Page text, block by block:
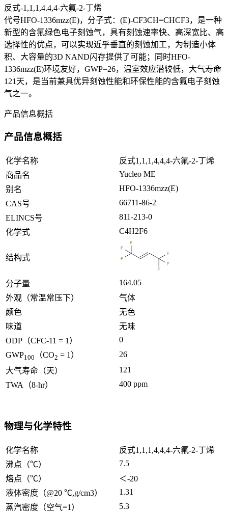
反式-1,1,1,4.4,4-六氟-2-丁烯
代号HFO-1336mzz(E)，分子式：(E)-CF3CH=CHCF3，是一种
新型的含氟绿色电子刻蚀气，具有刻蚀速率快、高深宽比、高
选择性的优点，可以实现近乎垂直的刻蚀加工，为制造小体
积、大容量的3D NAND闪存提供了可能；同时HFO-
1336mzz(E)环境友好，GWP=26，温室效应潜较低，大气寿命
121天，是当前兼具优异刻蚀性能和环保性能的含氟电子刻蚀
气之一。
产品信息概括
产品信息概括
化学名称
反式1,1,1,4,4,4-六氟-2-丁烯
商品名
Yucleo ME
别名
HFO-1336mzz(E)
CAS号
66711-86-2
ELINCS号
811-213-0
化学式
C4H2F6
结构式
分子量
164.05
外观（常温常压下）
气体
颜色
无色
味道
无味
ODP（CFC-11 = 1）
0
GWP100 （CO2 = 1）
26
大气寿命（天）
121
TWA（8-hr）
400 ppm
物理与化学特性
化学名称
反式1,1,1,4,4,4-六氟-2-丁烯
沸点（℃）
7.5
熔点（℃）
＜-20
液体密度（@20 ℃,g/cm3）
1.31
蒸汽密度（空气=1）
5.3